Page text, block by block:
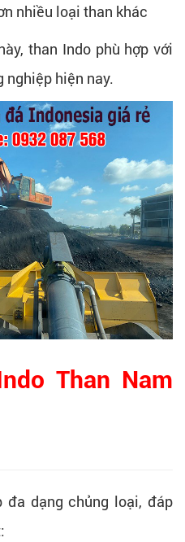
nhiều loại than khác
than Indo phù hợp với
nghiệp hiện nay.
Than Nam
dạng chủng loại, đáp